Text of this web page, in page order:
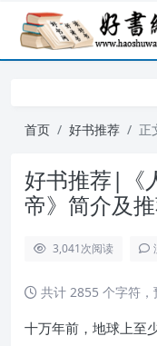
首页 好书推荐 正
好书推荐|《
帝》简介及
3,041次阅读
共计 2855 个字符，
十万年前，地球上至